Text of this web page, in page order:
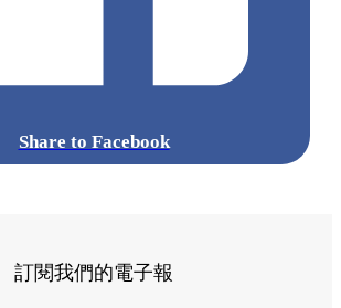
Share to Facebook
訂閱我們的電子報